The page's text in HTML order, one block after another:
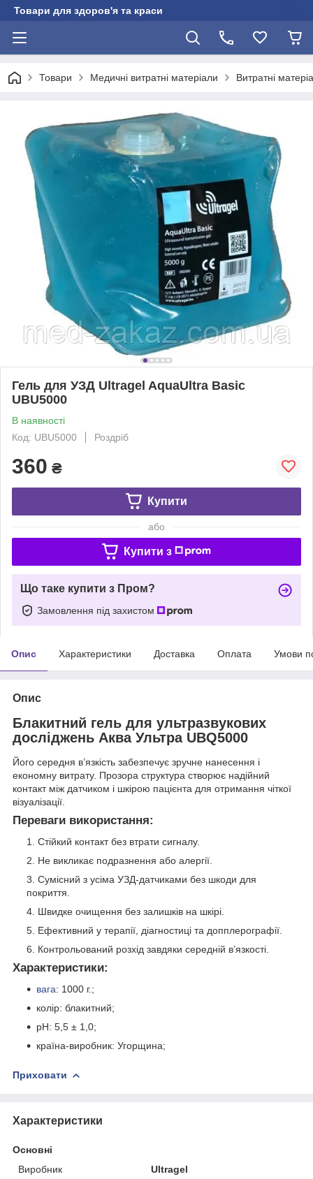
Товари для здоров'я та краси
Товари Медичні витратні матеріали Витратні
Гель для УЗД Ultragel AquaUltra Basic
UBU5000
В наявності
Код: UBU5000
Роздріб
360 ₴
Купити
або
Купити з
Що таке купити з Пром?
Замовлення під захистом
Опис Характеристики Доставка Оплата Умови
Опис
Блакитний гель для ультразвукових
досліджень Аква Ультра UBQ5000
Його середня в’язкість забезпечує зручне нанесення і
економну витрату. Прозора структура створює надійний
контакт між датчиком і шкірою пацієнта для отримання чіткої
візуалізації.
Переваги використання:
Стійкий контакт без втрати сигналу.
Не викликає подразнення або алергії.
Сумісний з усіма УЗД-датчиками без шкоди для
покриття.
Швидке очищення без залишків на шкірі.
Ефективний у терапії, діагностиці та допплерографії.
Контрольований розхід завдяки середній в’язкості.
Характеристики:
вага: 1000 г.;
колір: блакитний;
рН: 5,5 ± 1,0;
країна-виробник: Угорщина;
Приховати
Характеристики
Основні
Виробник
Ultragel